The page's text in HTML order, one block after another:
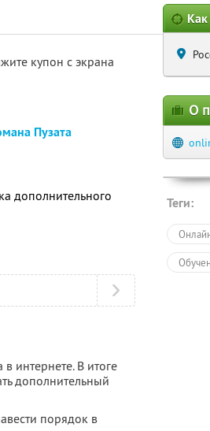
купон с экрана
Пузата
дополнительного
интернете. В итоге
дополнительный
порядок в
Как
О
Теги: